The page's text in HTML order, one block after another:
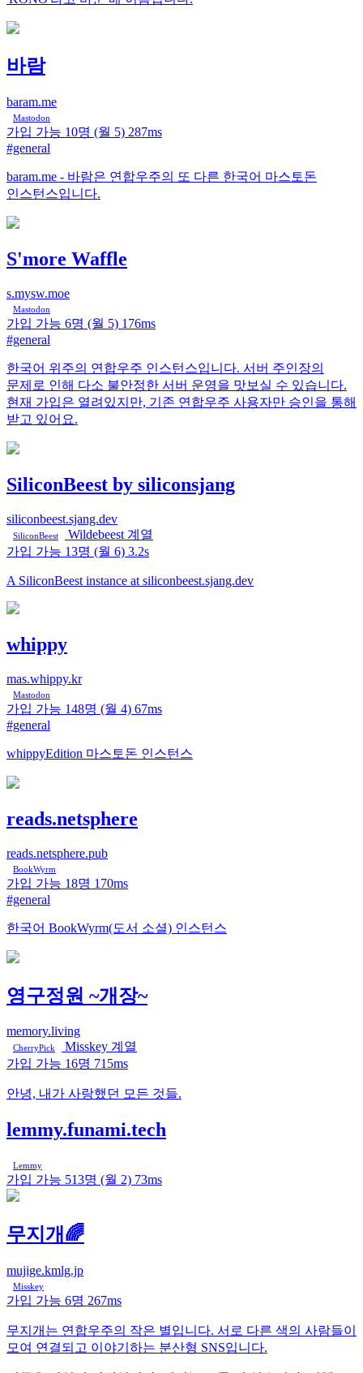
바람
baram.me
Mastodon
가입 가능 10명 (월 5) 287ms
#general
baram.me - 바람은 연합우주의 또 다른 한국어 마스토돈
인스턴스입니다.
S'more Waffle
s.mysw.moe
Mastodon
가입 가능 6명 (월 5) 176ms
#general
한국어 위주의 연합우주 인스턴스입니다. 서버 주인장의
문제로 인해 다소 불안정한 서버 운영을 맛보실 수 있습니다.
현재 가입은 열려있지만, 기존 연합우주 사용자만 승인을 통해
받고 있어요.
SiliconBeest by siliconsjang
siliconbeest.sjang.dev
SiliconBeest
Wildebeest 계열
가입 가능 13명 (월 6) 3.2s
A SiliconBeest instance at siliconbeest.sjang.dev
whippy
mas.whippy.kr
Mastodon
가입 가능 148명 (월 4) 67ms
#general
whippyEdition 마스토돈 인스턴스
reads.netsphere
reads.netsphere.pub
BookWyrm
가입 가능 18명 170ms
#general
한국어 BookWyrm(도서 소셜) 인스턴스
영구정원 ~개장~
memory.living
CherryPick
Misskey 계열
가입 가능 16명 715ms
안녕, 내가 사랑했던 모든 것들.
lemmy.funami.tech
Lemmy
가입 가능 513명 (월 2) 73ms
무지개🌈
mujige.kmlg.jp
Misskey
가입 가능 6명 267ms
무지개는 연합우주의 작은 별입니다. 서로 다른 색의 사람들이
모여 연결되고 이야기하는 분산형 SNS입니다.